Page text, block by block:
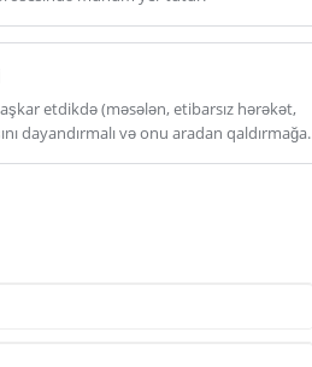
etdikdə (məsələn, etibarsız hərəkət,
dayandırmalı və onu aradan qaldırmağa